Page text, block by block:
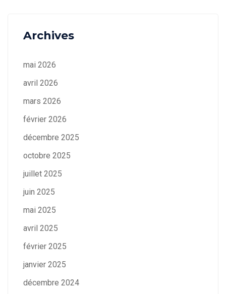
Archives
mai 2026
avril 2026
mars 2026
février 2026
décembre 2025
octobre 2025
juillet 2025
juin 2025
mai 2025
avril 2025
février 2025
janvier 2025
décembre 2024